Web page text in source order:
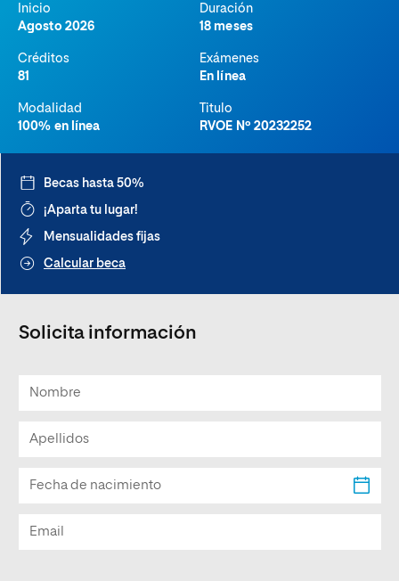
Inicio
Agosto 2026
Duración
18 meses
Créditos
81
Exámenes
En línea
Modalidad
100% en línea
Titulo
RVOE Nº 20232252
Becas hasta 50%
¡Aparta tu lugar!
Mensualidades fijas
Calcular beca
Solicita información